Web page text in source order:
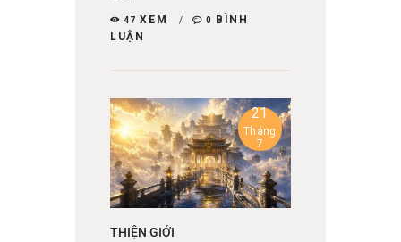
47 XEM 0
BÌNH
LUẬN
21
Tháng
7
THIỆN GIỚI